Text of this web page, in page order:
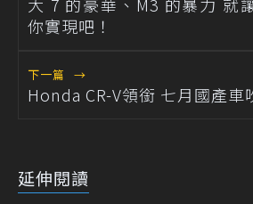
你實現吧！
下一篇 →
Honda CR-V領銜 七月國產車
延伸閱讀